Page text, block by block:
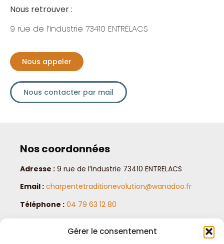
Gérer le consentement
Nous retrouver :
9 rue de l’Industrie 73410 ENTRELACS
Nous appeler
Nous contacter par mail
Nos coordonnées
Adresse : 9 rue de l’Industrie 73410 ENTRELACS
Email : charpentetraditionevolution@wanadoo.fr
Téléphone : 04 79 63 12 80